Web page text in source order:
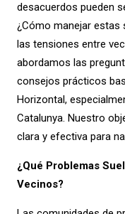
desacuerdos pueden
¿Cómo manejar estas
las tensiones entre
abordamos las
consejos prácticos
Horizontal,
Catalunya. Nuestro
clara y efectiva para
¿Qué Problemas
Vecinos?